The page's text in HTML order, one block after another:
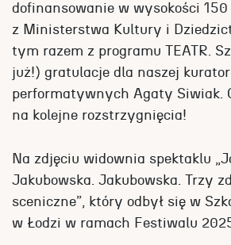
dofinansowanie w wysokości 150
z Ministerstwa Kultury i
tym razem z programu TEATR.
już!) gratulacje dla naszej
performatywnych Agaty Siwiak.
na kolejne rozstrzygnięcia!
Na zdjęciu widownia spektaklu
Jakubowska. Jakubowska. Trzy
sceniczne”, który odbył się w
w Łodzi w ramach Festiwalu